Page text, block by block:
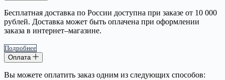
Бесплатная доставка по России доступна при заказе от 10 000
рублей. Доставка может быть оплачена при оформлении
заказа в интернет–магазине.
Подробнее
Оплата
Вы можете оплатить заказ одним из следующих способов: